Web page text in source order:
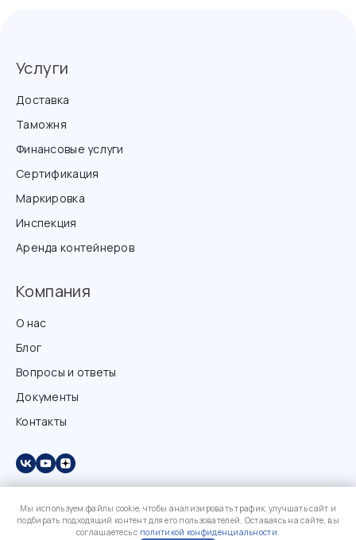
Услуги
Доставка
Таможня
Финансовые услуги
Сертификация
Маркировка
Инспекция
Аренда контейнеров
Компания
О нас
Блог
Вопросы и ответы
Документы
Контакты
Мы используем файлы cookie, чтобы анализировать трафик, улучшать сайт и
подбирать подходящий контент для его пользователей. Оставаясь на сайте, вы
соглашаетесь с политикой конфиденциальности.